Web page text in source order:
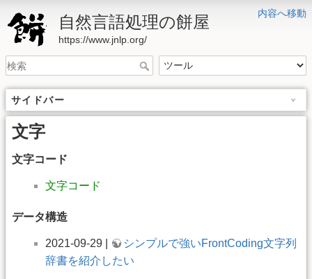
内容へ移動
自然言語処理の餅屋
https://www.jnlp.org/
サイドバー
文字
文字コード
文字コード
データ構造
2021-09-29 |
シンプルで強いFrontCoding文字列
辞書を紹介したい